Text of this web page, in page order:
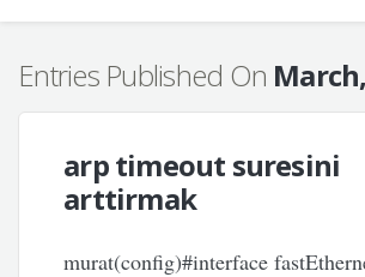
Entries Published On
arp timeout suresini
arttirmak
murat(config)#interface